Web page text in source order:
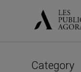
Category